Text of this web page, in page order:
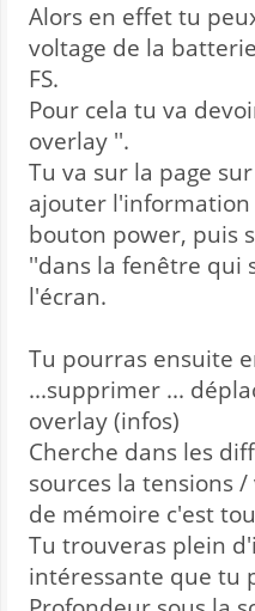
Alors en effet tu
voltage de la
FS.
Pour cela tu va
overlay ''.
Tu va sur la page
ajouter
bouton power, puis
''dans la fenêtre qui
l'écran.
Tu pourras ensuite
...supprimer ...
overlay (infos)
Cherche dans les
sources la tensions
de mémoire c'est
Tu trouveras plein
intéressante que tu